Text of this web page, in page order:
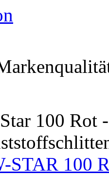
100 Rot
STAR 100